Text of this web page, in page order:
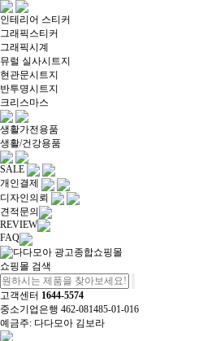
인테리어 스티커
그래픽스티커
그래픽시계
뮤럴 실사시트지
현관문시트지
반투명시트지
크리스마스
생활가전용품
생활/건강용품
SALE
개인결제
디자인의뢰
견적문의
REVIEW
FAQ
쇼핑몰 검색
고객센터 1644-5574
중소기업은행 462-081485-01-016
예금주: 다다모아 김보라